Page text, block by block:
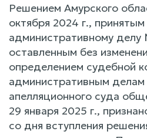
Решением Амурского
октября 2024 г.,
административному
оставленным без
определением судебной
административным делам
апелляционного суда
29 января 2025 г.,
со дня вступления